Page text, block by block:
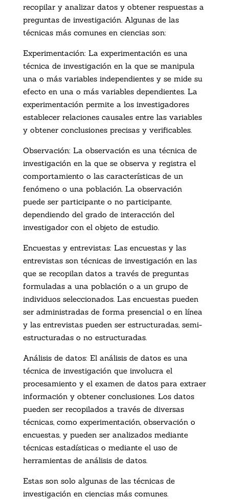
recopilar y analizar datos y obtener respuestas a
preguntas de investigación. Algunas de las
técnicas más comunes en ciencias son:
Experimentación: La experimentación es una
técnica de investigación en la que se manipula
una o más variables independientes y se mide su
efecto en una o más variables dependientes. La
experimentación permite a los investigadores
establecer relaciones causales entre las variables
y obtener conclusiones precisas y verificables.
Observación: La observación es una técnica de
investigación en la que se observa y registra el
comportamiento o las características de un
fenómeno o una población. La observación
puede ser participante o no participante,
dependiendo del grado de interacción del
investigador con el objeto de estudio.
Encuestas y entrevistas: Las encuestas y las
entrevistas son técnicas de investigación en las
que se recopilan datos a través de preguntas
formuladas a una población o a un grupo de
individuos seleccionados. Las encuestas pueden
ser administradas de forma presencial o en línea
y las entrevistas pueden ser estructuradas, semi-
estructuradas o no estructuradas.
Análisis de datos: El análisis de datos es una
técnica de investigación que involucra el
procesamiento y el examen de datos para extraer
información y obtener conclusiones. Los datos
pueden ser recopilados a través de diversas
técnicas, como experimentación, observación o
encuestas, y pueden ser analizados mediante
técnicas estadísticas o mediante el uso de
herramientas de análisis de datos.
Estas son solo algunas de las técnicas de
investigación en ciencias más comunes.